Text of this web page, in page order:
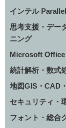
インテル
思考支援・デー
ニング
Microsoft Office
統計解析・数式
地図GIS・CAD
セキュリティ・
フォント・総合